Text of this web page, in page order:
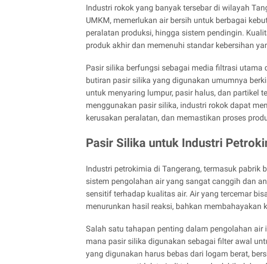
Industri rokok yang banyak tersebar di wilayah
UMKM, memerlukan air bersih untuk berbagai
peralatan produksi, hingga sistem pendingin.
produk akhir dan memenuhi standar kebersihan
Pasir silika berfungsi sebagai media filtrasi utama
butiran pasir silika yang digunakan umumnya
untuk menyaring lumpur, pasir halus, dan partikel
menggunakan pasir silika, industri rokok dapat
kerusakan peralatan, dan memastikan proses
Pasir Silika untuk Industri
Industri petrokimia di Tangerang, termasuk pabrik
sistem pengolahan air yang sangat canggih dan
sensitif terhadap kualitas air. Air yang tercemar
menurunkan hasil reaksi, bahkan membahayakan
Salah satu tahapan penting dalam pengolahan
mana pasir silika digunakan sebagai filter awal
yang digunakan harus bebas dari logam berat,